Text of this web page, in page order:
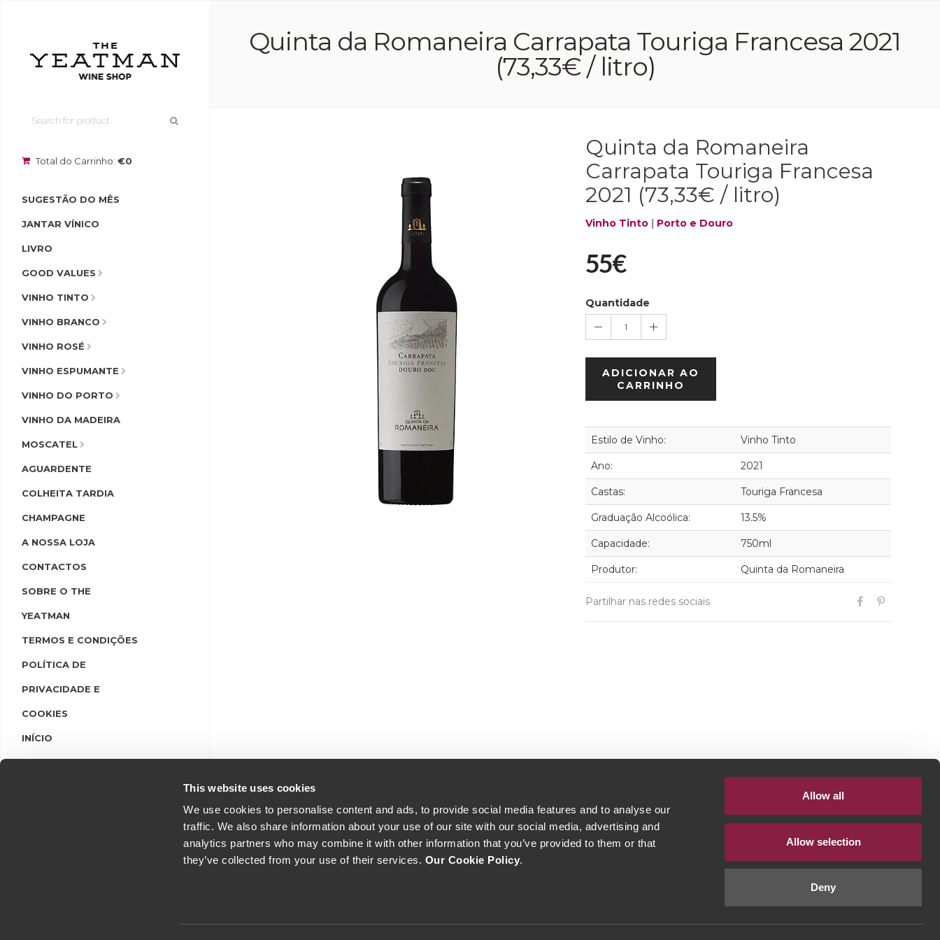
This website uses cookies
We use cookies to personalise content and ads, to provide social media features and to analyse our
traffic. We also share information about your use of our site with our social media, advertising and
analytics partners who may combine it with other information that you’ve provided to them or that
they’ve collected from your use of their services. Our Cookie Policy.
Allow all
Allow selection
Deny
Total do Carrinho: €0
SUGESTÃO DO MÊS
JANTAR VÍNICO
LIVRO
GOOD VALUES
VINHO TINTO
VINHO BRANCO
VINHO ROSÉ
VINHO ESPUMANTE
VINHO DO PORTO
VINHO DA MADEIRA
MOSCATEL
AGUARDENTE
COLHEITA TARDIA
CHAMPAGNE
A NOSSA LOJA
CONTACTOS
SOBRE O THE
YEATMAN
TERMOS E CONDIÇÕES
POLÍTICA DE
PRIVACIDADE E
COOKIES
INÍCIO
LINGUAS
Quinta da Romaneira Carrapata Touriga Francesa 2021
(73,33€ / litro)
Quinta da Romaneira
Carrapata Touriga Francesa
2021 (73,33€ / litro)
Vinho Tinto | Porto e Douro
55€
Quantidade
1
ADICIONAR AO
CARRINHO
Estilo de Vinho: Vinho Tinto
Ano: 2021
Castas: Touriga Francesa
Graduação Alcoólica: 13.5%
Capacidade: 750ml
Produtor: Quinta da Romaneira
Partilhar nas redes sociais